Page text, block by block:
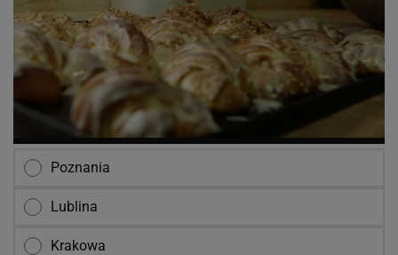
Poznania
Lublina
Krakowa